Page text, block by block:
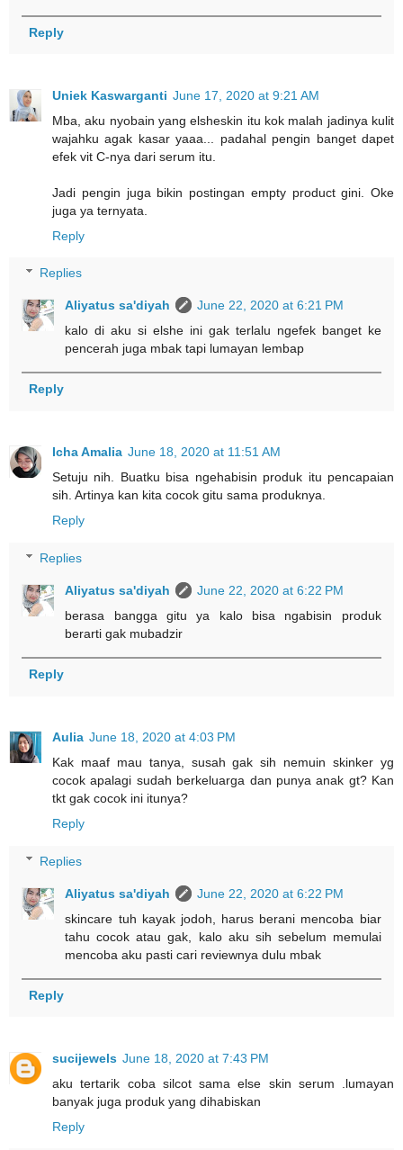
Reply
Uniek Kaswarganti June 17, 2020 at 9:21 AM
Mba, aku nyobain yang elsheskin itu kok malah jadinya kulit
wajahku agak kasar yaaa... padahal pengin banget dapet
efek vit C-nya dari serum itu.
Jadi pengin juga bikin postingan empty product gini. Oke
juga ya ternyata.
Reply
Replies
Aliyatus sa'diyah
June 22, 2020 at 6:21 PM
kalo di aku si elshe ini gak terlalu ngefek banget ke
pencerah juga mbak tapi lumayan lembap
Reply
Icha Amalia June 18, 2020 at 11:51 AM
Setuju nih. Buatku bisa ngehabisin produk itu pencapaian
sih. Artinya kan kita cocok gitu sama produknya.
Reply
Replies
Aliyatus sa'diyah
June 22, 2020 at 6:22 PM
berasa bangga gitu ya kalo bisa ngabisin produk
berarti gak mubadzir
Reply
Aulia June 18, 2020 at 4:03 PM
Kak maaf mau tanya, susah gak sih nemuin skinker yg
cocok apalagi sudah berkeluarga dan punya anak gt? Kan
tkt gak cocok ini itunya?
Reply
Replies
Aliyatus sa'diyah
June 22, 2020 at 6:22 PM
skincare tuh kayak jodoh, harus berani mencoba biar
tahu cocok atau gak, kalo aku sih sebelum memulai
mencoba aku pasti cari reviewnya dulu mbak
Reply
sucijewels June 18, 2020 at 7:43 PM
aku tertarik coba silcot sama else skin serum .lumayan
banyak juga produk yang dihabiskan
Reply